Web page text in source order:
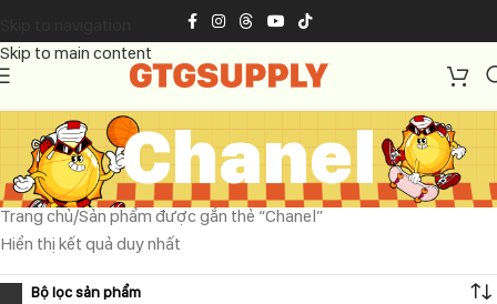
Skip to main content
Chanel
Trang chủ Sản phẩm được gắn thẻ “Chanel”
Hiển thị kết quả duy nhất